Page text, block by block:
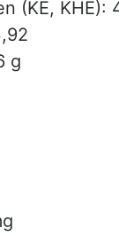
(KE, KHE):
g